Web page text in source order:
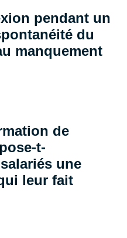
pendant un
du
manquement
de
t-
une
leur fait